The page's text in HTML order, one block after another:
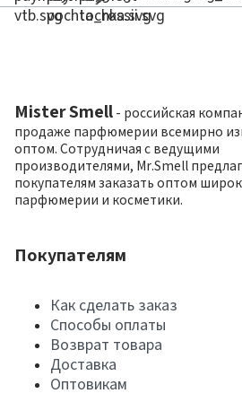
Mister Smell - российская
продаже парфюмерии всемирно
оптом. Сотрудничая с ведущими
производителями, Mr.Smell
покупателям заказать оптом
парфюмерии и косметики.
Покупателям
Как сделать заказ
Способы оплаты
Возврат товара
Доставка
Оптовикам